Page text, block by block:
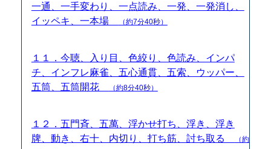
一通、一手変わり、一点読み、一発、一発消し、
イッペキ、一本場
（約7分40秒）
１１．今聴、入り目、色絞り、色読み、インパ
チ、インフレ麻雀、五心通貫、五索、ウッパー、
五筒、五筒開花
（約8分40秒）
１２．五門斉、五萬、浮かせ打ち、浮き、浮き
牌、動き、右十、内切り、打ち筋、討ち取る
（約